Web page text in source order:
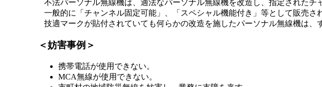
不法パーソナル無線機は、適法なパーソナル無線機を改造し、指定された
一般的に「チャンネル固定可能」、「スペシャル機能付き」等として販売さ
技適マークが貼付されていても何らかの改造を施したパーソナル無線機は、
＜妨害事例＞
携帯電話が使用できない。
MCA無線が使用できない。